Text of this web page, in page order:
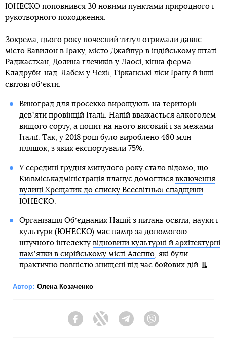
ЮНЕСКО поповнився 30 новими пунктами природного і
рукотворного походження.
Зокрема, цього року почесний титул отримали давнє
місто Вавилон в Іраку, місто Джайпур в індійському штаті
Раджастхан, Долина глечиків у Лаосі, кінна ферма
Кладруби-над-Лабем у Чехії, Гірканські ліси Ірану й інші
світові обʼєкти.
Виноград для просекко вирощують на території
девʼяти провінцій Італії. Напій вважається алкоголем
вищого сорту, а попит на нього високий і за межами
Італії. Так, у 2018 році було вироблено 460 млн
пляшок, з яких експортували 75%.
У середині грудня минулого року стало відомо, що
Київміськадміністрація планує домогтися включення
вулиці Хрещатик до списку Всесвітньої спадщини
ЮНЕСКО.
Організація Обʼєднаних Націй з питань освіти, науки і
культури (ЮНЕСКО) має намір за допомогою
штучного інтелекту відновити культурні й архітектурні
памʼятки в сирійському місті Алеппо, які були
практично повністю знищені під час бойових дій.
Автор: Олена Козаченко
FacebookTwitter Telegram